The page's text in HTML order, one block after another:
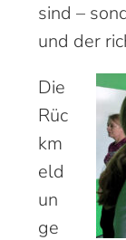
sind –
und der
Die
Rüc
km
eld
un
ge